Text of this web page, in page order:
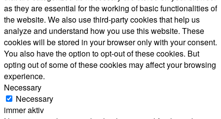
as they are essential for the working of basic functionalities of
the website. We also use third-party cookies that help us
analyze and understand how you use this website. These
cookies will be stored in your browser only with your consent.
You also have the option to opt-out of these cookies. But
opting out of some of these cookies may affect your browsing
experience.
Necessary
Necessary
immer aktiv